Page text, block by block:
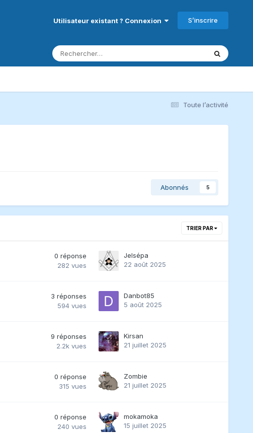
Utilisateur existant ? Connexion S’inscrire
Toute l’activité
Abonnés 5
TRIER PAR
0 réponse
282 vues
Jelsépa
22 août 2025
3 réponses
594 vues
Danbot85
5 août 2025
9 réponses
2.2k vues
Kirsan
21 juillet 2025
0 réponse
315 vues
Zombie
21 juillet 2025
0 réponse
240 vues
mokamoka
15 juillet 2025